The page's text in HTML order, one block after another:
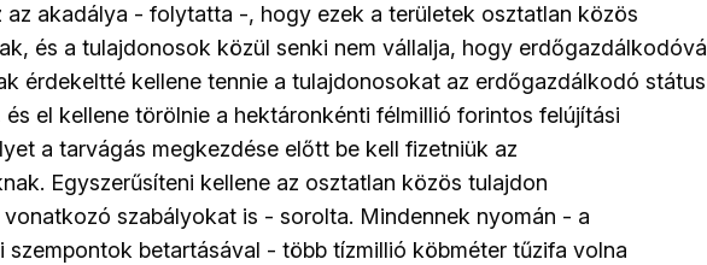
az akadálya - folytatta -, hogy ezek a területek osztatlan közös
és a tulajdonosok közül senki nem vállalja, hogy erdőgazdálkodóvá
érdekeltté kellene tennie a tulajdonosokat az erdőgazdálkodó státus
és el kellene törölnie a hektáronkénti félmillió forintos felújítási
a tarvágás megkezdése előtt be kell fizetniük az
Egyszerűsíteni kellene az osztatlan közös tulajdon
vonatkozó szabályokat is - sorolta. Mindennek nyomán - a
szempontok betartásával - több tízmillió köbméter tűzifa volna